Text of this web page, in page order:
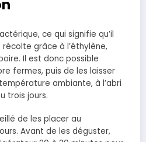
ce qui signifie qu’il
grâce à l’éthylène,
Il est donc possible
fermes, puis de les laisser
ambiante, à l’abri
trois jours.
de les placer au
Avant de les déguster,